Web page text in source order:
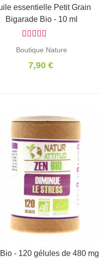
Ajouter au panier
essentielle Petit Grain
Bigarade Bio - 10 ml
Boutique Nature
7,90 €
Ajouter au panier
- 120 gélules de 480 mg